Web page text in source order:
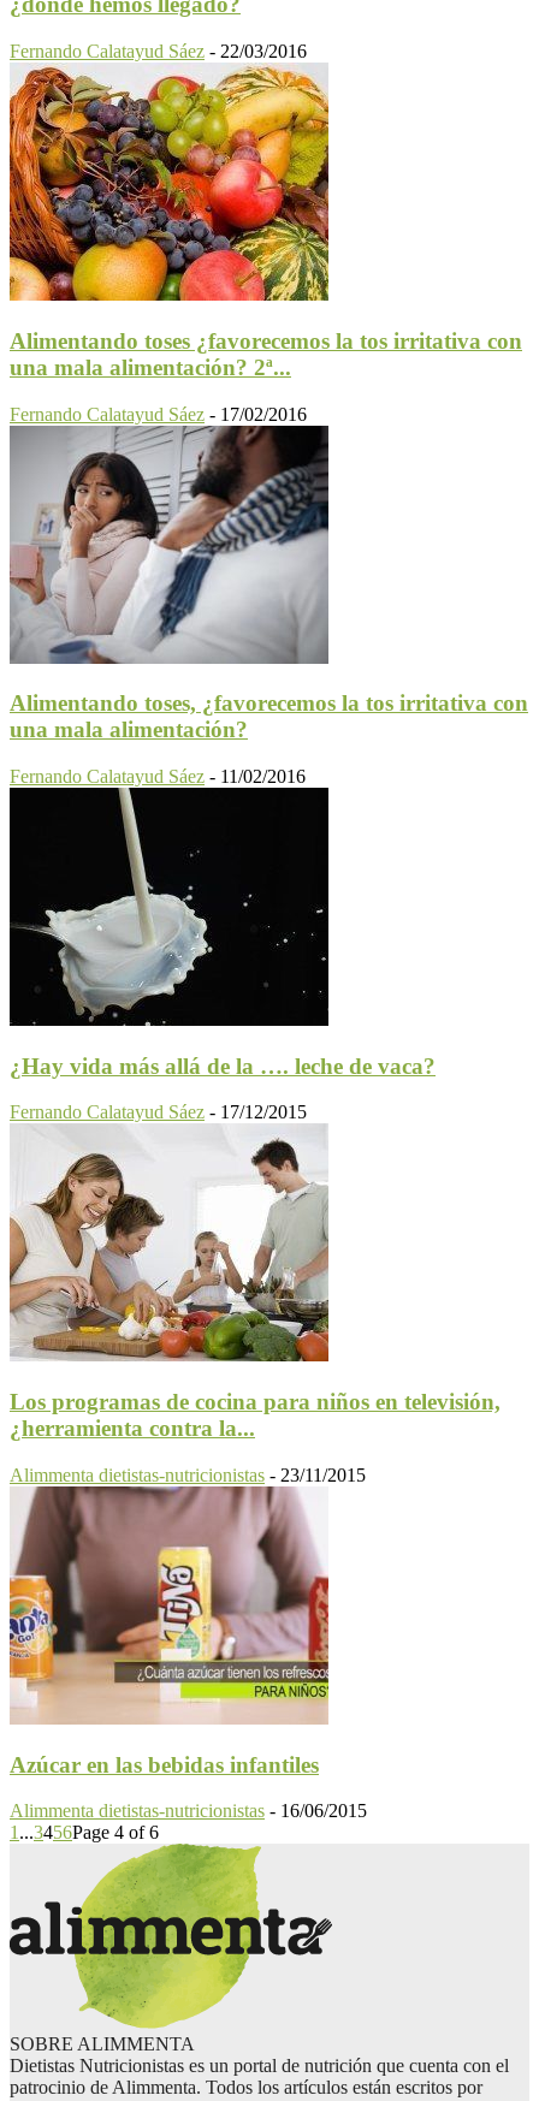
Fernando Calatayud Sáez - 22/03/2016
Alimentando toses ¿favorecemos la tos irritativa con
una mala alimentación? 2ª...
Fernando Calatayud Sáez - 17/02/2016
Alimentando toses, ¿favorecemos la tos irritativa con
una mala alimentación?
Fernando Calatayud Sáez - 11/02/2016
¿Hay vida más allá de la …. leche de vaca?
Fernando Calatayud Sáez - 17/12/2015
Los programas de cocina para niños en televisión,
¿herramienta contra la...
Alimmenta dietistas-nutricionistas - 23/11/2015
Azúcar en las bebidas infantiles
Alimmenta dietistas-nutricionistas - 16/06/2015
1 ...3456Page 4 of 6
SOBRE ALIMMENTA
Dietistas Nutricionistas es un portal de nutrición que cuenta con el
patrocinio de Alimmenta. Todos los artículos están escritos por